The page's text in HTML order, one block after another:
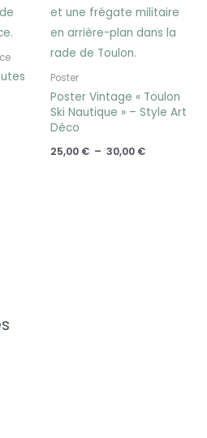
Poster
Poster Vintage « Toulon
Ski Nautique » – Style Art
Déco
25,00 € – 30,00 €